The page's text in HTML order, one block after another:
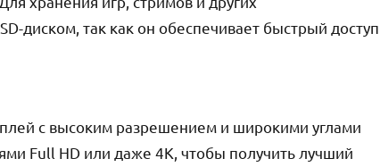
диском, так как он обеспечивает быстрый доступ
с высоким разрешением и широкими углами
Full HD или даже 4K, чтобы получить лучший